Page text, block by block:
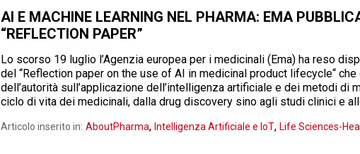
AI E MACHINE LEARNING NEL PHARMA: EMA
“REFLECTION PAPER”
Lo scorso 19 luglio l’Agenzia europea per i medicinali (Ema) ha reso
del “Reflection paper on the use of AI in medicinal product lifecycle“
dell’autorità sull’applicazione dell’intelligenza artificiale e dei metodi di
ciclo di vita dei medicinali, dalla drug discovery sino agli studi clinici e
Articolo inserito in: AboutPharma, Intelligenza Artificiale e IoT, Life Sciences-